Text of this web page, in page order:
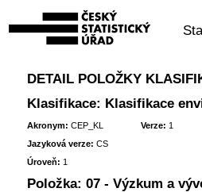
DETAIL POLOŽKY
Klasifikace: Klasifikace
Akronym: CEP_KL Verze: 1
Jazyková verze: CS
Úroveň: 1
Položka: 07 - Výzkum a